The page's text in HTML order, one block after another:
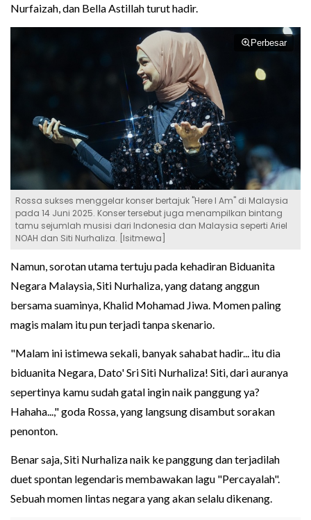
Nurfaizah, dan Bella Astillah turut hadir.
Perbesar
Rossa sukses menggelar konser bertajuk "Here I Am" di Malaysia
pada 14 Juni 2025. Konser tersebut juga menampilkan bintang
tamu sejumlah musisi dari Indonesia dan Malaysia seperti Ariel
NOAH dan Siti Nurhaliza. [Isitmewa]
Namun, sorotan utama tertuju pada kehadiran Biduanita
Negara Malaysia, Siti Nurhaliza, yang datang anggun
bersama suaminya, Khalid Mohamad Jiwa. Momen paling
magis malam itu pun terjadi tanpa skenario.
"Malam ini istimewa sekali, banyak sahabat hadir... itu dia
biduanita Negara, Dato' Sri Siti Nurhaliza! Siti, dari auranya
sepertinya kamu sudah gatal ingin naik panggung ya?
Hahaha...," goda Rossa, yang langsung disambut sorakan
penonton.
Benar saja, Siti Nurhaliza naik ke panggung dan terjadilah
duet spontan legendaris membawakan lagu "Percayalah".
Sebuah momen lintas negara yang akan selalu dikenang.